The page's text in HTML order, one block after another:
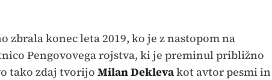
zbrala konec leta 2019, ko je z nastopom na
Pengovovega rojstva, ki je preminul približno
tako zdaj tvorijo Milan Deklevakot avtor pesmi in